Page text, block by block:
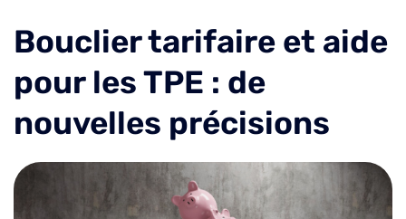
Bouclier tarifaire et aide
pour les TPE : de
nouvelles précisions